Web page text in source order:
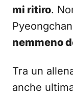
mi ritiro.
nemmeno
Tra un
anche